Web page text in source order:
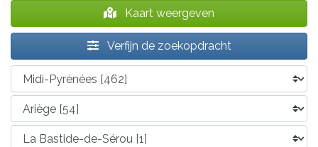
Kaart weergeven
Verfijn de zoekopdracht